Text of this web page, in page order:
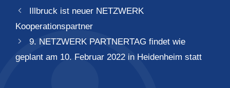
Illbruck ist neuer NETZWERK
Kooperationspartner
9. NETZWERK PARTNERTAG findet wie
geplant am 10. Februar 2022 in Heidenheim statt